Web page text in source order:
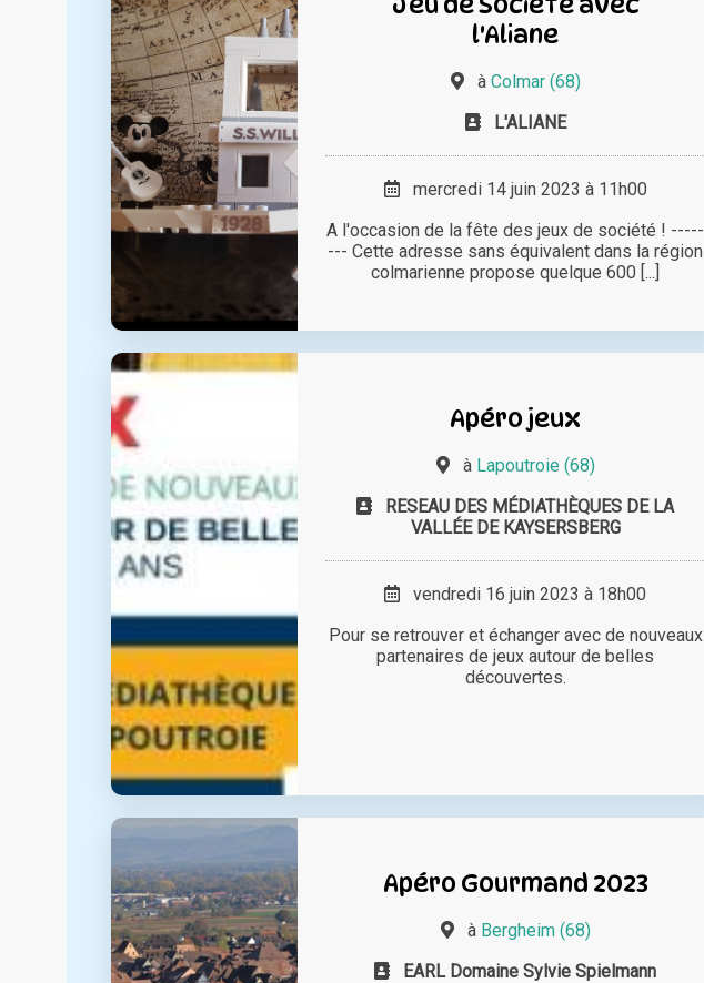
l'Aliane
à Colmar (68)
L'ALIANE
mercredi 14 juin 2023 à 11h00
A l'occasion de la fête des jeux de société ! -----
--- Cette adresse sans équivalent dans la région
colmarienne propose quelque 600 [...]
Apéro jeux
à Lapoutroie (68)
RESEAU DES MÉDIATHÈQUES DE LA
VALLÉE DE KAYSERSBERG
vendredi 16 juin 2023 à 18h00
Pour se retrouver et échanger avec de nouveaux
partenaires de jeux autour de belles
découvertes.
Apéro Gourmand 2023
à Bergheim (68)
EARL Domaine Sylvie Spielmann